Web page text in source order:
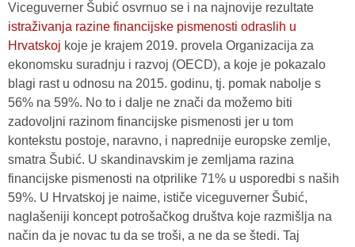
Viceguverner Šubić osvrnuo se i na najnovije rezultate
istraživanja razine financijske pismenosti odraslih u
Hrvatskoj koje je krajem 2019. provela Organizacija za
ekonomsku suradnju i razvoj (OECD), a koje je pokazalo
blagi rast u odnosu na 2015. godinu, tj. pomak nabolje s
56% na 59%. No to i dalje ne znači da možemo biti
zadovoljni razinom financijske pismenosti jer u tom
kontekstu postoje, naravno, i naprednije europske zemlje,
smatra Šubić. U skandinavskim je zemljama razina
financijske pismenosti na otprilike 71% u usporedbi s naših
59%. U Hrvatskoj je naime, ističe viceguverner Šubić,
naglašeniji koncept potrošačkog društva koje razmišlja na
način da je novac tu da se troši, a ne da se štedi. Taj